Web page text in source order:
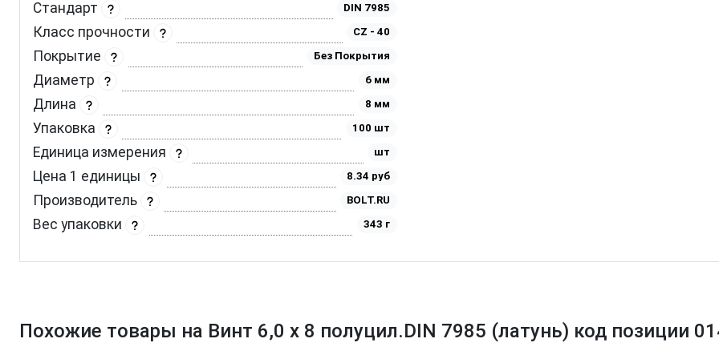
Стандарт DIN 7985
Класс прочности CZ - 40
Покрытие Без Покрытия
Диаметр 6 мм
Длина 8 мм
Упаковка 100 шт
Единица измерения шт
Цена 1 единицы 8.34 руб
Производитель BOLT.RU
Вес упаковки 343 г
Похожие товары на Винт 6,0 х 8 полуцил.DIN 7985 (латунь) код позиции